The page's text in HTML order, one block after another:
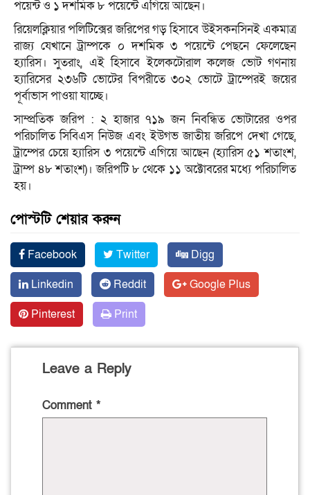
পয়েন্ট ও ১ দশমিক ৮ পয়েন্টে এগিয়ে আছেন।
রিয়েলক্লিয়ার পলিটিক্সের জরিপের গড় হিসাবে উইসকনসিনই একমাত্র
রাজ্য যেখানে ট্রাম্পকে ০ দশমিক ৩ পয়েন্টে পেছনে ফেলেছেন
হ্যারিস। সুতরাং, এই হিসাবে ইলেকটোরাল কলেজ ভোট গণনায়
হ্যারিসের ২৩৬টি ভোটের বিপরীতে ৩০২ ভোটে ট্রাম্পেরই জয়ের
পূর্বাভাস পাওয়া যাচ্ছে।
সাম্প্রতিক জরিপ : ২ হাজার ৭১৯ জন নিবন্ধিত ভোটারের ওপর
পরিচালিত সিবিএস নিউজ এবং ইউগভ জাতীয় জরিপে দেখা গেছে,
ট্রাম্পের চেয়ে হ্যারিস ৩ পয়েন্টে এগিয়ে আছেন (হ্যারিস ৫১ শতাংশ,
ট্রাম্প ৪৮ শতাংশ)। জরিপটি ৮ থেকে ১১ অক্টোবরের মধ্যে পরিচালিত
হয়।
পোস্টটি শেয়ার করুন
Facebook Twitter
Digg
Linkedin
Reddit
Google Plus
Pinterest
Print
Leave a Reply
Comment *